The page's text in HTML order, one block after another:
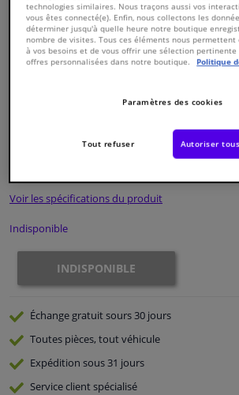
Fenêtres & accessoires
Atelier & outils
Promotions et réductions
Capteurs & électronique
Numéro de produit d'origine:0324163
Voir les spécifications du produit
Indisponible
INDISPONIBLE
Échange gratuitsours 30 jours
Toutes pièces, tout véhicule
Expédition sous 31 jours
Serviceclient spécialisé
technologies similaires. Nous traçons aussi vos
vous êtes connecté(e). Enfin, nous collectons les
déterminer jusqu'à quelle heure notre boutique
nombre de visites. Tous ces éléments nous permettent
à vos besoins et de vous offrir une sélection
offres personnalisées dans notre boutique.
Politique
Paramètres des cookies
Tout refuser Autoriser